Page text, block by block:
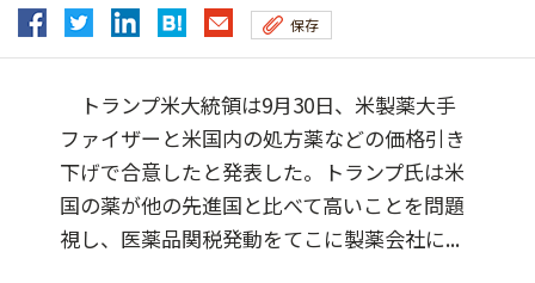
保存
トランプ米大統領は9月30日、米製薬大手
ファイザーと米国内の処方薬などの価格引き
下げで合意したと発表した。トランプ氏は米
国の薬が他の先進国と比べて高いことを問題
視し、医薬品関税発動をてこに製薬会社に...